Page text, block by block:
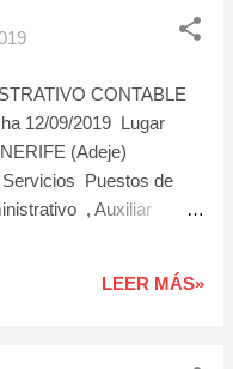
EXCEL-
Español - (Elige)
MANEJO DE
EXCEL
Laboral Jornada
Municipio
CONTABLE
12/09/2019 Lugar
(Adeje)
Puestos de
, Auxiliar
Ciclo
LEER MÁS»